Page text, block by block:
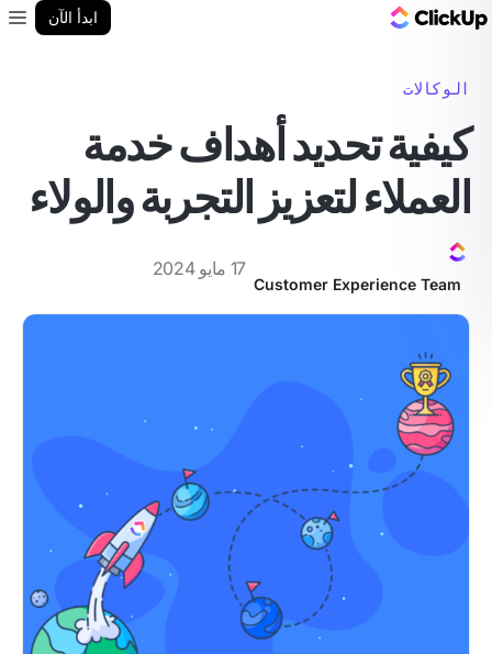
ابدأ الآن
الوكالات
كيفية تحديد أهداف خدمة
العملاء لتعزيز التجربة والولاء
Customer Experience Team
17 مايو 2024